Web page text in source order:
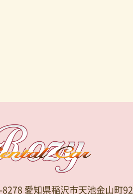
8278 愛知県稲沢市天池金山町92